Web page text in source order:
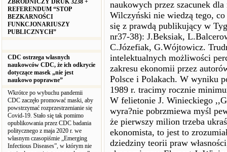
ZBRODNICZY DRUK 3238 +
REFERENDUM “STOP
BEZKARNOŚCI
FUNKCJONARIUSZY
PUBLICZNYCH”
CDC ostrzega własnych
naukowców CDC, że ich odkrycie
dotyczące masek „nie jest
naukowo poprawne”
Wkrótce po wybuchu pandemii
CDC zaczęło promować maski, aby
powstrzymać rozprzestrzenianie się
Covid-19. Stało się tak pomimo
opublikowania przez CDC badania
politycznego z maja 2020 r. we
własnym czasopiśmie „Emerging
Infectious Diseases”, w którym nie
naukowych przez szacunek
Wilczyński nie wiedzą tego,
się z prawdą publikujący w
nr37-38): J.Beksiak,
C.Józefiak, G.Wójtowicz.
intelektualnych możliwości
zakresu ekonomii przez
Polsce i Polakach. W wyniku
1989 r. tracimy rocznie
W felietonie J. Winieckiego
wyra?nie pobrzmiewa myśl
że pierwszy milion trzeba
ekonomista, to jest to
dziedziny teorii praw